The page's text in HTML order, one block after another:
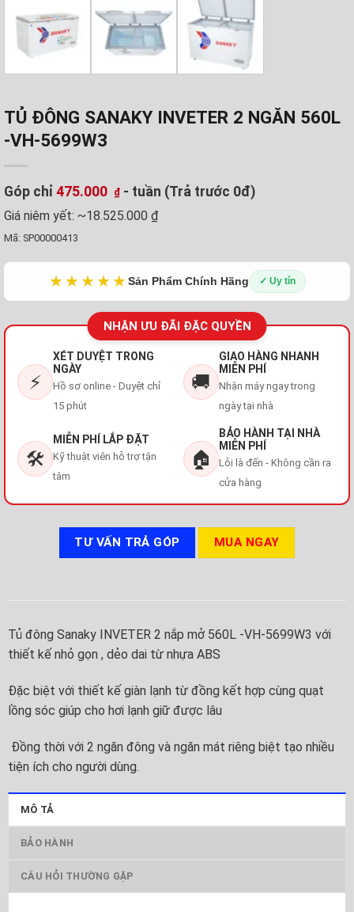
TỦ ĐÔNG SANAKY INVETER 2 NGĂN 560L
-VH-5699W3
Góp chỉ 475.000 ₫ - tuần (Trả trước 0đ)
Giá niêm yết: ~18.525.000 ₫
Mã: SP00000413
★★★★★Sản Phẩm Chính Hãng ✓ Uy tín
NHẬN ƯU ĐÃI ĐẶC QUYỀN
⚡
XÉT DUYỆT TRONG
NGÀY
Hồ sơ online - Duyệt chỉ
15 phút
🚚
GIAO HÀNG NHANH
MIỄN PHÍ
Nhận máy ngay trong
ngày tại nhà
🛠️
MIỄN PHÍ LẮP ĐẶT
Kỹ thuật viên hỗ trợ tận
tâm
🏠
BẢO HÀNH TẠI NHÀ
MIỄN PHÍ
Lỗi là đến - Không cần ra
cửa hàng
TƯ VẤN TRẢ GÓP MUA NGAY
Tủ đông Sanaky INVETER 2 nắp mở 560L -VH-5699W3 với
thiết kế nhỏ gọn , dẻo dai từ nhựa ABS
Đặc biệt với thiết kế giàn lạnh từ đồng kết hợp cùng quạt
lồng sóc giúp cho hơi lạnh giữ được lâu
Đồng thời với 2 ngăn đông và ngăn mát riêng biệt tạo nhiều
tiện ích cho người dùng.
MÔ TẢ
BẢO HÀNH
CÂU HỎI THƯỜNG GẶP